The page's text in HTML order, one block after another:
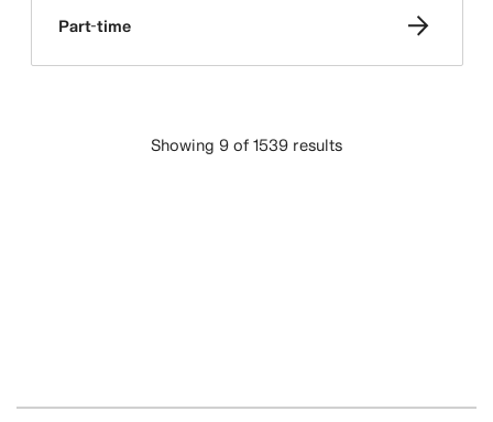
Part-time
Showing 9 of 1539 results